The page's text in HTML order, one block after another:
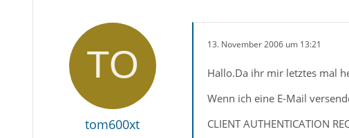
tom600xt
13. November 2006 um 13:21
Hallo.Da ihr mir letztes mal
Wenn ich eine E-Mail
CLIENT AUTHENTICATION